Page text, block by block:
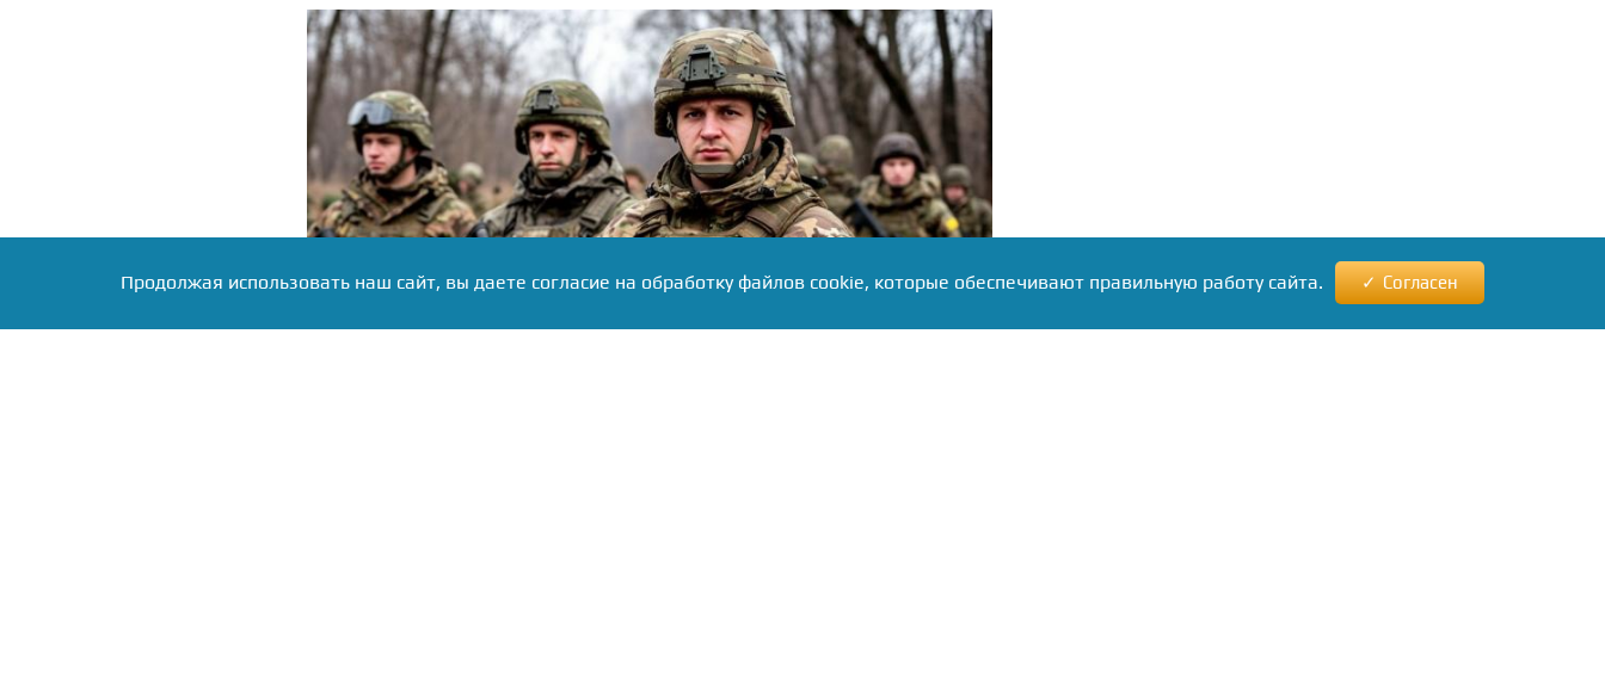
Продолжая использовать наш сайт, вы даете согласие на обработку файлов cookie, которые обеспечивают правильную работу сайта. Согласен